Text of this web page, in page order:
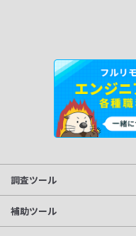
調査ツール
サイト分析
補助ツール